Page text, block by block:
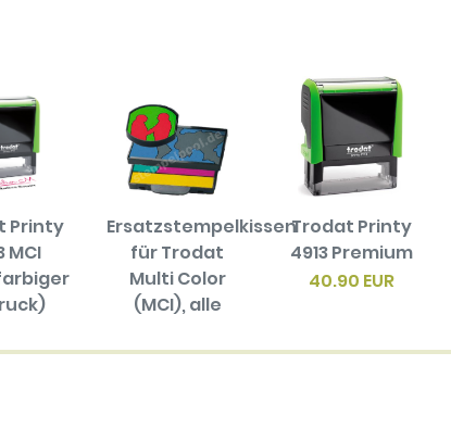
Printy
MCI
Ersatzstempelkissen
für Trodat
Multi Color
(MCI), alle
(mehrfarbiger
Trodat Printy
4913 Premium
40.90 EUR